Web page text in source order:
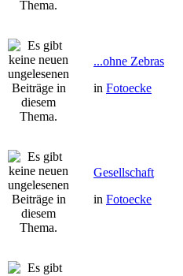
...ohne Zebras
in Fotoecke
Gesellschaft
in Fotoecke